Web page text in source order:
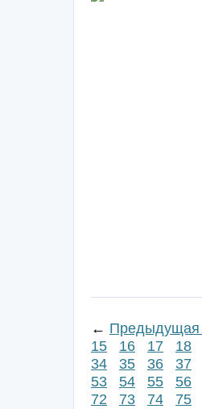
← Предыдущая
15
16 17
18
34
35 36
37
53
54 55
56
72
73 74
75